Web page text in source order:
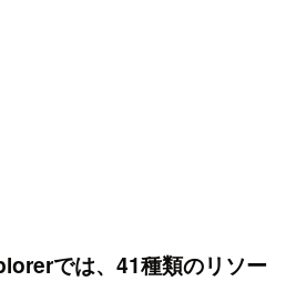
では、41種類のリソー